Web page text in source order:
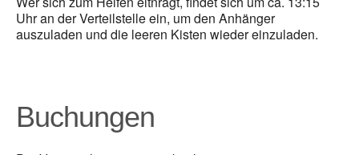
Uhr an der Verteilstelle ein, um den Anhänger
auszuladen und die leeren Kisten wieder einzuladen.
Buchungen